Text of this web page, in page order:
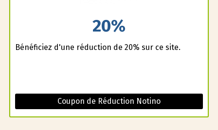
20%
Bénéficiez d'une réduction de 20% sur ce site.
Coupon de Réduction Notino